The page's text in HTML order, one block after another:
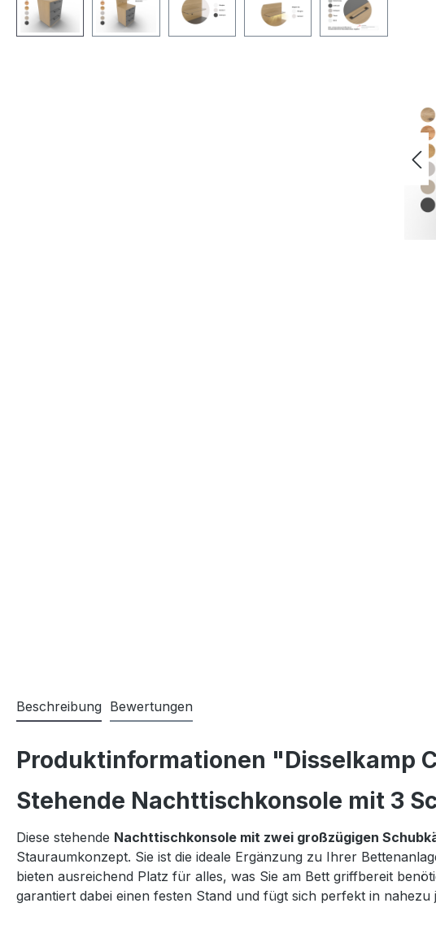
Beschreibung Bewertungen
Produktinformationen "Disselkamp
Stehende Nachttischkonsole mit 3
Diese stehende Nachttischkonsole mit zwei großzügigen
Stauraumkonzept. Sie ist die ideale Ergänzung zu Ihrer
bieten ausreichend Platz für alles, was Sie am Bett griffbereit
garantiert dabei einen festen Stand und fügt sich perfekt in